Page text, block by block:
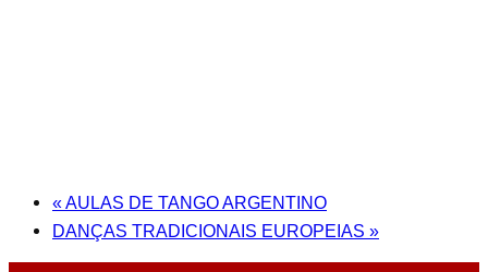
«AULAS DE TANGO ARGENTINO
DANÇAS TRADICIONAIS EUROPEIAS »